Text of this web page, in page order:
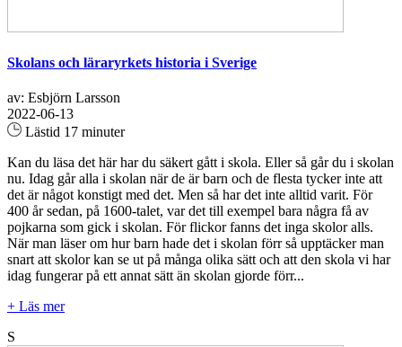
Skolans och läraryrkets historia i Sverige
av: Esbjörn Larsson
2022-06-13
Lästid 17 minuter
Kan du läsa det här har du säkert gått i skola. Eller så går du i skolan
nu. Idag går alla i skolan när de är barn och de flesta tycker inte att
det är något konstigt med det. Men så har det inte alltid varit. För
400 år sedan, på 1600-talet, var det till exempel bara några få av
pojkarna som gick i skolan. För flickor fanns det inga skolor alls.
När man läser om hur barn hade det i skolan förr så upptäcker man
snart att skolor kan se ut på många olika sätt och att den skola vi har
idag fungerar på ett annat sätt än skolan gjorde förr...
+ Läs mer
S